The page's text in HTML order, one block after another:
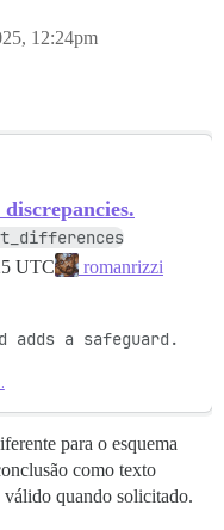
12:24pm
UTC
romanrizzi
adds a safeguard.
para o esquema
como texto
quando solicitado.